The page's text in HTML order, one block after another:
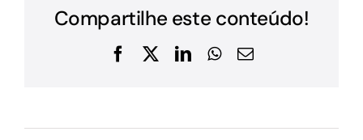
Compartilhe este conteúdo!
Facebook
X LinkedInWhatsApp
E-